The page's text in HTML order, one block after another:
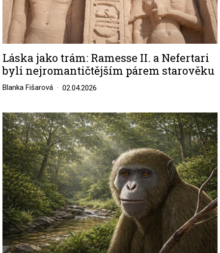
Láska jako trám: Ramesse II. a Nefertari
byli nejromantičtějším párem starověku
Blanka Fišarová 02.04.2026
Image